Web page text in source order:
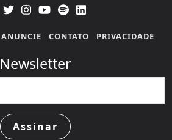
ANUNCIE CONTATO PRIVACIDADE
Newsletter